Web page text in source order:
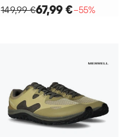
149,99 €67,99 €−55%